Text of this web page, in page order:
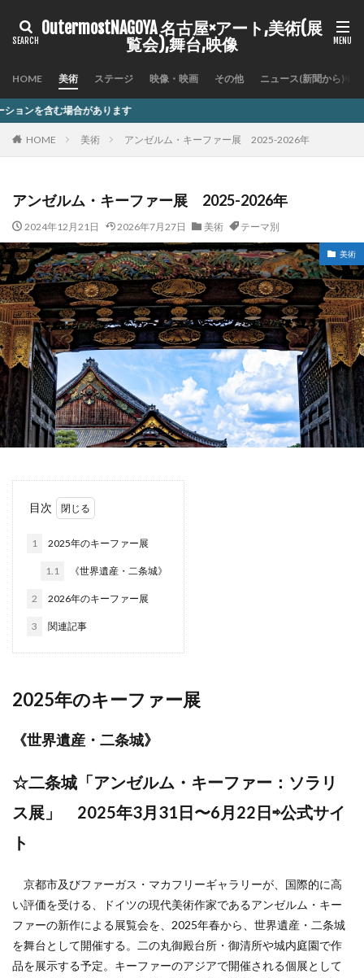
OutermostNAGOYA 名古屋×アート,美術(展
覧会),舞台,映像
HOME 美術 ステージ 映像・映画 その他 ニュース(新聞から)
ます
HOME 美術 アンゼルム・キーファー展 2025-2026年
アンゼルム・キーファー展 2025-2026年
2024年12月21日 2026年7月27日 美術 テーマ別
美術
目次
1 2025年のキーファー展
1.1 《世界遺産・二条城》
2 2026年のキーファー展
3 関連記事
2025年のキーファー展
《世界遺産・二条城》
☆二条城「アンゼルム・キーファー：ソラリ
ス展」 2025年3月31日〜6月22日⇨公式サイ
ト
京都市及びファーガス・マカフリーギャラリーが、国際的に高
い評価を受ける、ドイツの現代美術作家であるアンゼルム・キー
ファーの新作による展覧会を、2025年春から、世界遺産・二条城
を舞台として開催する。二の丸御殿台所・御清所や城内庭園で作
品を展示する予定。キーファーのアジアで開催される個展として